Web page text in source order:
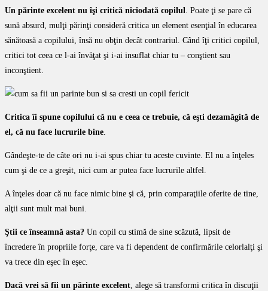
Un părinte excelent nu îşi critică niciodată copilul. Poate ţi se pare că
sună absurd, mulţi părinţi consideră critica un element esenţial în educarea
sănătoasă a copilului, însă nu obţin decât contrariul. Când îţi critici copilul,
critici tot ceea ce l-ai învăţat şi i-ai insuflat chiar tu – conştient sau
inconştient.
Critica îi spune copilului că nu e ceea ce trebuie, că eşti dezamăgită de
el, că nu face lucrurile bine.
Gândeşte-te de câte ori nu i-ai spus chiar tu aceste cuvinte. El nu a înţeles
cum şi de ce a greşit, nici cum ar putea face lucrurile altfel.
A înţeles doar că nu face nimic bine şi că, prin comparaţiile oferite de tine,
alţii sunt mult mai buni.
Ştii ce înseamnă asta? Un copil cu stimă de sine scăzută, lipsit de
încredere în propriile forţe, care va fi dependent de confirmările celorlalţi şi
va trece din eşec în eşec.
Dacă vrei să fii un părinte excelent, alege să transformi critica în discuţii